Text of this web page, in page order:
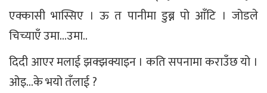
एक्कासी भास्सिए । ऊ त पानीमा डुब्न पो आँटि । जोडले
चिच्याएँ उमा…उमा..
दिदी आएर मलाई झक्झक्याइन । कति सपनामा कराउँछ यो ।
ओइ…के भयो तँलाई ?